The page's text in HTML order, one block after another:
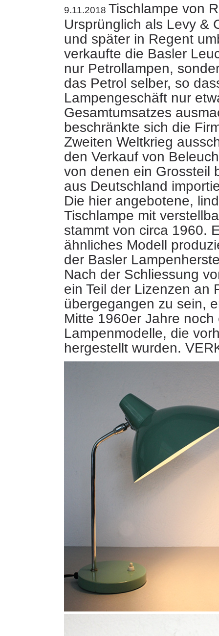
9.11.2018 Tischlampe von
Ursprünglich als Levy &
und später in Regent
verkaufte die Basler
nur Petrollampen,
das Petrol selber, so
Lampengeschäft nur
Gesamtumsatzes
beschränkte sich die
Zweiten Weltkrieg
den Verkauf von
von denen ein Grossteil
aus Deutschland
Die hier angebotene,
Tischlampe mit
stammt von circa 1960.
ähnliches Modell
der Basler
Nach der Schliessung
ein Teil der Lizenzen an
übergegangen zu sein,
Mitte 1960er Jahre
Lampenmodelle, die
hergestellt wurden.